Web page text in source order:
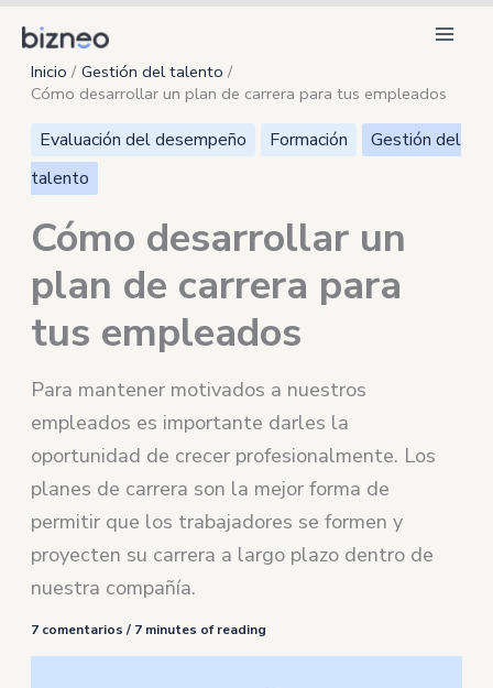
contenido
Inicio
Gestión del talento
Cómo desarrollar un plan de carrera para tus empleados
Evaluación del desempeño Formación
Gestión del
talento
Cómo desarrollar un
plan de carrera para
tus empleados
Para mantener motivados a nuestros
empleados es importante darles la
oportunidad de crecer profesionalmente. Los
planes de carrera son la mejor forma de
permitir que los trabajadores se formen y
proyecten su carrera a largo plazo dentro de
nuestra compañía.
7 comentarios / 7 minutes of reading